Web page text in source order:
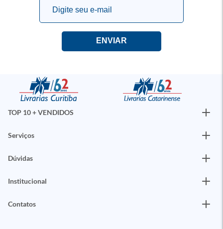
TOP 10 + VENDIDOS
Serviços
Dúvidas
Institucional
Contatos